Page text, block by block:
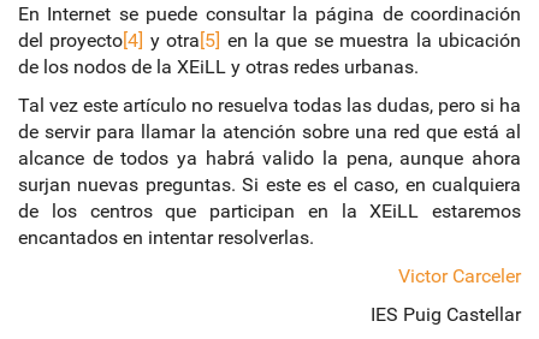
En Internet se puede consultar la página de coordinación
del proyecto[4] y otra[5] en la que se muestra la ubicación
de los nodos de la XEiLL y otras redes urbanas.
Tal vez este artículo no resuelva todas las dudas, pero si ha
de servir para llamar la atención sobre una red que está al
alcance de todos ya habrá valido la pena, aunque ahora
surjan nuevas preguntas. Si este es el caso, en cualquiera
de los centros que participan en la XEiLL estaremos
encantados en intentar resolverlas.
Victor Carceler
IES Puig Castellar